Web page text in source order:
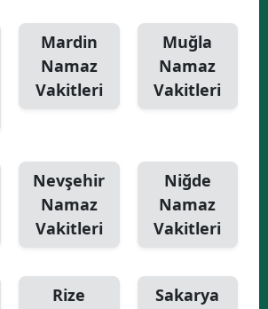
Mardin
Namaz
Vakitleri
Muğla
Namaz
Vakitleri
Nevşehir
Namaz
Vakitleri
Niğde
Namaz
Vakitleri
Rize
Sakarya